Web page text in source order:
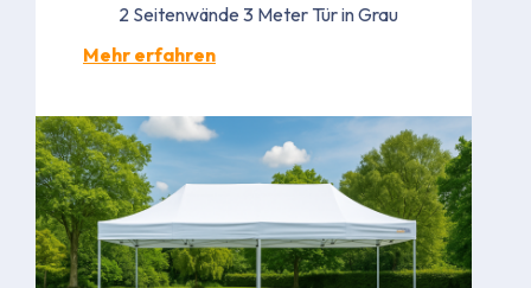
2 Seitenwände 3 Meter Tür in Grau
Mehr erfahren